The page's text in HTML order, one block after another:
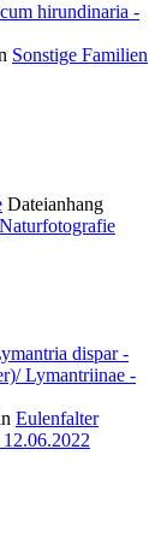
hirundinaria -
Sonstige Familien
Dateianhang
Naturfotografie
dispar -
Lymantriinae -
Eulenfalter